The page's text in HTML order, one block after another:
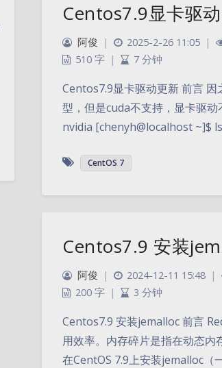
Centos7.9显卡驱
阿俊 | 2025-2-26 11:05 |
510 字 | 7 分钟
Centos7.9显卡驱动更新 前言
型，但是cuda不支持，显卡驱
nvidia [chenyh@localhost ~]$
CentOS 7
Centos7.9 安装
阿俊 | 2024-12-11 15:48 |
200 字 | 3 分钟
Centos7.9 安装jemalloc 前言
用效率。内存碎片是指在动态内
在CentOS 7.9上安装jemalloc（